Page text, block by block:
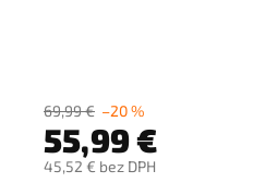
69,99 € –20 %
55,99 €
45,52 € bez DPH